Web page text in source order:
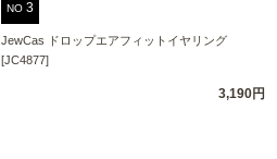
NO
JewCas ドロップエアフィットイヤリング
[JC4877]
3,190円